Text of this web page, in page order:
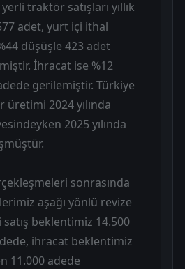
traktör satışları yıllık
adet, yurt içi ithal
düşüşle 423 adet
İhracat ise %12
gerilemiştir. Türkiye
2024 yılında
2025 yılında
sonrasında
aşağı yönlü revize
beklentimiz 14.500
ihracat beklentimiz
11.000 adede